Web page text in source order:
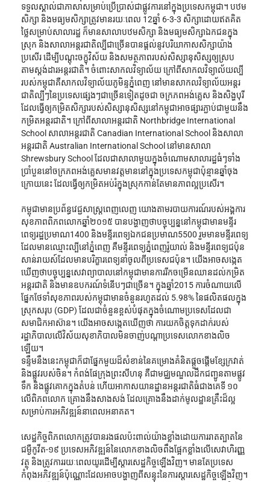
ទទួលស្គាល់ជាភាសាសម្រាប់ប្រើប្រាស់ជាផ្លូវការនៅក្នុងប្រទេសកម្ពុជា។ បឋម
សិក្សា និងមធ្យមសិក្សាត្រូវមានរយៈពេល 12ឆ្នាំ 6-3-3 សិក្សាដោយឥតគិត
ថ្លៃសម្រាប់សាលារដ្ឋ ក៏មានសាលាបឋមសិក្សា និងមធ្យមសិក្សាឯកជនក្នុង
ស្រុក និងសាលាអន្តរជាតិល្បីជាច្រើនបានផ្ដល់នូវបរិយាកាសសិក្សាយ៉ាង
ប្រសើរ ដើម្បីបណ្ដុះចក្ខុវិស័យ និងសមត្ថភាពរបស់សិស្សានុសិស្សឲ្យស្រប
តាមស្ដង់ដារអន្តរជាតិ។ ចំពោះសាកលវិទ្យាល័យ ក្រៅពីសាកលវិទ្យាល័យល្បី
របស់កម្ពុជាគឺសាកលវិទ្យាល័យភូមិន្ទភ្នំពេញ នៅមានសាកលវិទ្យាល័យអន្តរ
ជាតិល្បីៗនៃប្រទេសផ្សេងៗជាច្រើនទៀតដូចជា ចក្រភពអង់គ្លេស និងសិង្ហបុរី
ដែលធ្វើឲ្យកម្រិតសិក្សារបស់សិស្សានុសិស្សនៅកម្ពុជាអាចផ្សារភ្ជាប់ជាមួយនឹង
កម្រិតអន្តរជាតិ។ ក្រៅពីសាលាអន្តរជាតិ Northbridge International
School សាលាអន្តរជាតិ Canadian International School និងសាលា
អន្តរជាតិ Australian International School នៅមានសាលា
Shrewsbury School ដែលជាសាលាមួយក្នុងចំណោមសាលារដ្ឋធំៗទាំង
ប្រាំបួននៅចក្រភពអង់គ្លេសមានវត្តមាននៅក្នុងប្រទេសកម្ពុជាប៉ុន្មានឆ្នាំចុង
ក្រោយនេះ ដែលធ្វើឲ្យកម្រិតអប់រំក្នុងស្រុកកាន់តែមានភាពល្អប្រសើរ។
កម្ពុជាមានប្រព័ន្ធវេជ្ជសាស្រ្ដពេញលេញ យោងតាមរបាយការណ៍របស់អង្គការ
សុខភាពពិភពលោកឆ្នាំ២០១៥ បានបង្ហាញថាបច្ចុប្បន្ននៅកម្ពុជាមានមន្ទីរ
ពេទ្យរដ្ឋប្រមាណ1400 និងមន្ទីរពេទ្យឯកជនប្រមាណ5500 រួមមានមន្ទីរពេទ្យ
ដែលមានឈ្មោះល្បីនៅភ្នំពេញ គឺមន្ទីរពេទ្យភ្នំពេញរ៉ូយាល់ និងមន្ទីរពេទ្យជប៉ុន
សាន់រាយស៍ដែលមានបរិក្ខារពេទ្យនាំចូលពីប្រទេសជប៉ុន។ យើងអាចសង្កេត
ឃើញថាបច្ចុប្បន្នសេវាព្យាបាលនៅកម្ពុជាមានការរីកចម្រើនឈានដល់កម្រិត
អន្តរជាតិ និងមានឧបករណ៍ទំនើបៗជាច្រើន។ ក្នុងឆ្នាំ2015 ការចំណាយលើ
ផ្នែកថែទាំសុខភាពរបស់កម្ពុជាមានចំនួនរហូតដល់ 5.98% នៃផលិតផលក្នុង
ស្រុកសរុប (GDP) ដែលជាចំនួនខ្ពស់បំផុតក្នុងចំណោមប្រទេសដែលជា
សមាជិកអាស៊ាន។ យើងអាចសង្កេតឃើញថា ការយកចិត្តទុកដាក់របស់
រដ្ឋាភិបាលលើវិស័យសុខាភិបាលមិនចាញ់បណ្ដាប្រទេសលោកខាងលិច
ឡើយ។
ទន្ទឹមនឹងនេះកម្ពុជាក៏ជាផ្នែកមួយដ៏សំខាន់នៃគម្រោងគំនិតផ្ដួចផ្ដើមខ្សែក្រវាត់
និងផ្លូវរបស់ចិន។ កំពង់ផែក្រុងព្រះសីហនុ គឺជាមជ្ឈមណ្ឌលដឹកជញ្ជូនតាមផ្លូវ
ទឹក និងផ្លូវគោកក្នុងតំបន់ ហើយអាកាសយានដ្ឋានអន្តរជាតិធំជាងគេទី ១០
លើពិភពលោក គ្រោងនឹងសាងសង់ ដែលគ្រោងនឹងដាក់មូលដ្ឋានគ្រឹះដ៏ល្អ
សម្រាប់ការអភិវឌ្ឍន៍នាពេលអនាគត។
សេដ្ឋកិច្ចពិភពលោកត្រូវបានរងផលប៉ះពាល់យ៉ាងខ្លាំងដោយការរាតត្បាតនៃ
ជម្ងឺកូវីត-១៩ ប្រទេសអភិវឌ្ឍន៍នៃលោកខាងលិចពឹងផ្អែកខ្លាំងលើសេវាហិរញ្ញ
វត្ថុ និងត្រូវការរយៈពេលយូរដើម្បីស្ដារសេដ្ឋកិច្ចឡើងវិញ។ មានតែប្រទេស
កំពុងអភិវឌ្ឍន៍ប៉ុណ្ណោះដែលអាចបង្ហាញពីសន្ទុះនៃការស្ដារសេដ្ឋកិច្ចឡើងវិញ។